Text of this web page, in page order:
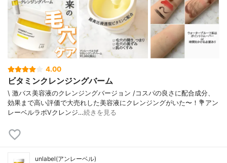
4.00
ビタミンクレンジングバーム
\ 激バス美容液のクレンジングバージョン /⁡コスパの良さに配合成分、
効果まで高い評価で大売れした美容液にクレンジングがいた〜！⁡⁡💐アン
レーベルラボVクレンジ…続きを見る
unlabel(アンレーベル)